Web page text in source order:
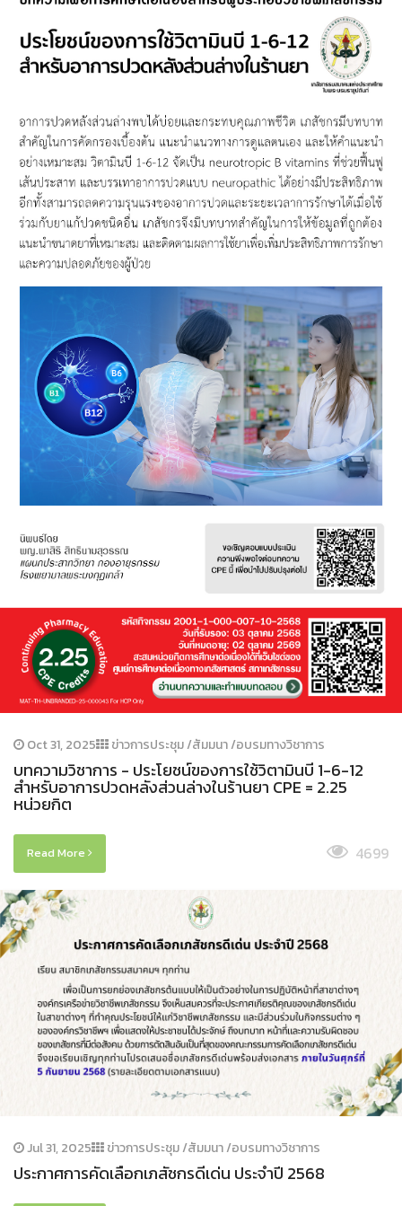
Oct 31, 2025 ข่าวการประชุม /สัมมนา /อบรมทางวิชาการ
บทความวิชาการ - ประโยชน์ของการใช้วิตามินบี 1-6-12
สำหรับอาการปวดหลังส่วนล่างในร้านยา CPE = 2.25
หน่วยกิต
Read More 4699
Jul 31, 2025 ข่าวการประชุม /สัมมนา /อบรมทางวิชาการ
ประกาศการคัดเลือกเภสัชกรดีเด่น ประจําปี 2568